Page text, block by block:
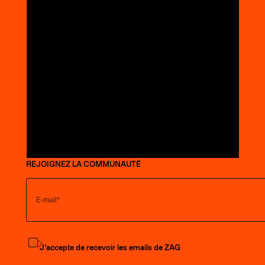
REJOIGNEZ LA COMMUNAUTÉ
S'abonner à la newsletter
J’accepte de recevoir les emails de ZAG